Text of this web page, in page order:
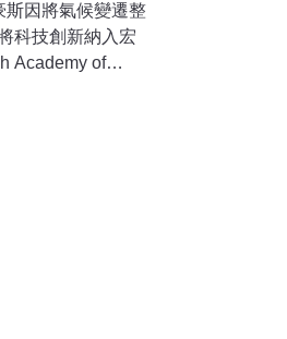
斯因將氣候變遷整
科技創新納入宏
Academy of
基本且迫切的部
和和平獎於2日